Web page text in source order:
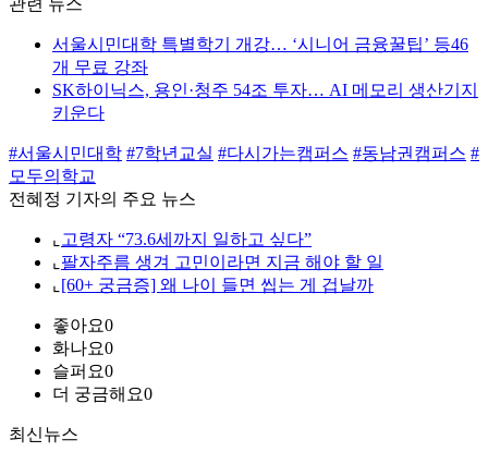
관련 뉴스
서울시민대학 특별학기 개강… ‘시니어 금융꿀팁’ 등46
개 무료 강좌
SK하이닉스, 용인·청주 54조 투자… AI 메모리 생산기지
키운다
#서울시민대학 #7학년교실 #다시가는캠퍼스 #동남권캠퍼스 #
모두의학교
전혜정 기자의 주요 뉴스
⌞ 고령자 “73.6세까지 일하고 싶다”
⌞ 팔자주름 생겨 고민이라면 지금 해야 할 일
⌞ [60+ 궁금증] 왜 나이 들면 씹는 게 겁날까
좋아요0
화나요0
슬퍼요0
더 궁금해요0
최신뉴스